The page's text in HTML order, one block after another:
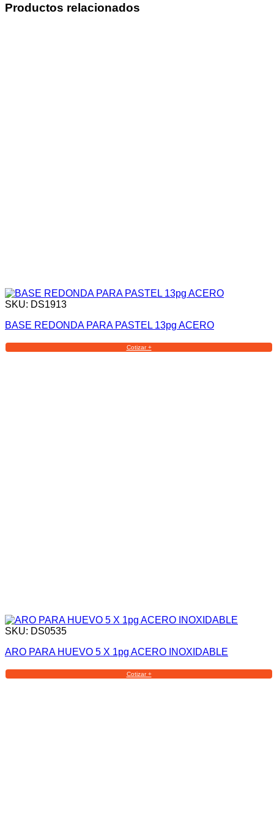
Productos relacionados
SKU: DS1913
BASE REDONDA PARA PASTEL 13pg ACERO
Cotizar +
SKU: DS0535
ARO PARA HUEVO 5 X 1pg ACERO INOXIDABLE
Cotizar +